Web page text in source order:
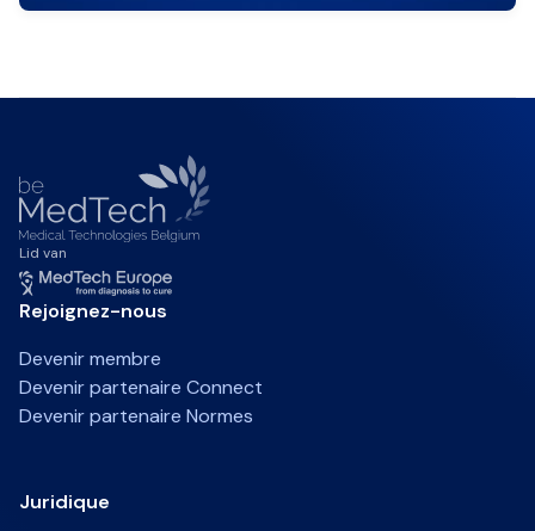
Lid van
Rejoignez-nous
Devenir membre
Devenir partenaire Connect
Devenir partenaire Normes
Juridique